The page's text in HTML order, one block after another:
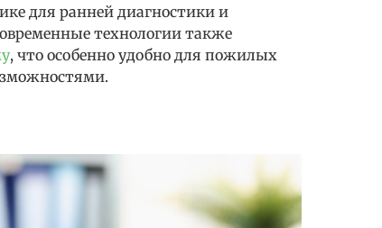
для ранней диагностики и
технологии также
, что особенно удобно для пожилых